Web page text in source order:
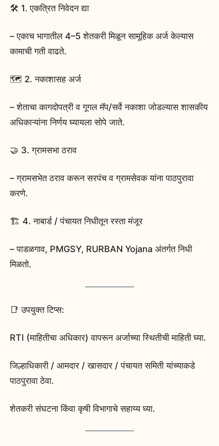
🛠️ 1. एकत्रित निवेदन द्या
– एकाच भागातील 4–5 शेतकरी मिळून सामूहिक अर्ज केल्यास
कामाची गती वाढते.
🗺️ 2. नकाशासह अर्ज
– शेताचा कागदोपत्री व गूगल मॅप/सर्वे नकाशा जोडल्यास शासकीय
अधिकाऱ्यांना निर्णय घ्यायला सोपे जाते.
🤝 3. ग्रामसभा ठराव
– ग्रामसभेत ठराव करून सरपंच व ग्रामसेवक यांना पाठपुरावा
करणे.
🏗️ 4. नाबार्ड / पंचायत निधीतून रस्ता मंजूर
– पाडळगाव, PMGSY, RURBAN Yojana अंतर्गत निधी
मिळतो.
📑 उपयुक्त टिप्स:
RTI (माहितीचा अधिकार) वापरून अर्जाच्या स्थितीची माहिती घ्या.
जिल्हाधिकारी / आमदार / खासदार / पंचायत समिती यांच्याकडे
पाठपुरावा ठेवा.
शेतकरी संघटना किंवा कृषी विभागाचे सहाय्य घ्या.